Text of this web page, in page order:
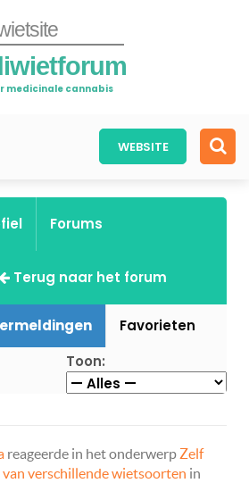
medicinale cannabis
WEBSITE
Forums
Terug naar het forum
Favorieten
Toon:
reageerde in het onderwerp Zelf
van verschillende wietsoorten in